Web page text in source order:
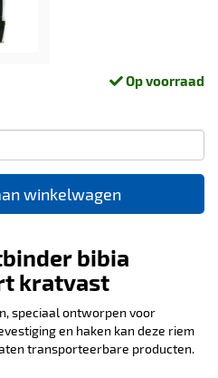
Op voorraad
winkelwagen
bibia
kratvast
speciaal ontworpen voor
en haken kan deze riem
transporteerbare producten.